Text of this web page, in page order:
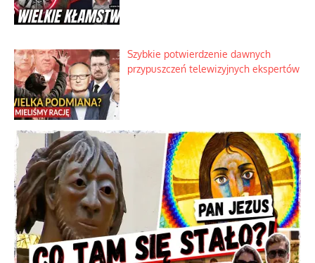
Szybkie potwierdzenie dawnych
przypuszczeń telewizyjnych ekspertów